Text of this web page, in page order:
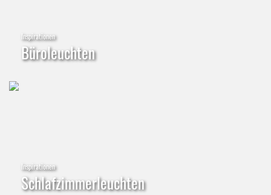
Inspirationen
Büroleuchten
Inspirationen
Schlafzimmerleuchten